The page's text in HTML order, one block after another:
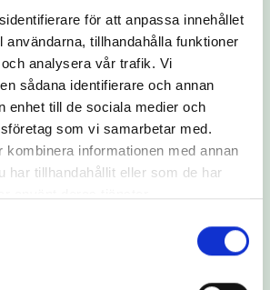
för att anpassa innehållet
användarna, tillhandahålla funktioner
analysera vår trafik. Vi
sådana identifierare och annan
enhet till de sociala medier och
som vi samarbetar med.
kombinera informationen med annan
har tillhandahållit eller som de har